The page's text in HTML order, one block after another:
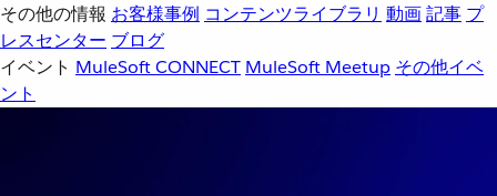
その他の情報 お客様事例 コンテンツライブラリ 動画記事 プ
レスセンター ブログ
イベント MuleSoft CONNECT MuleSoft Meetup その他イベ
ント